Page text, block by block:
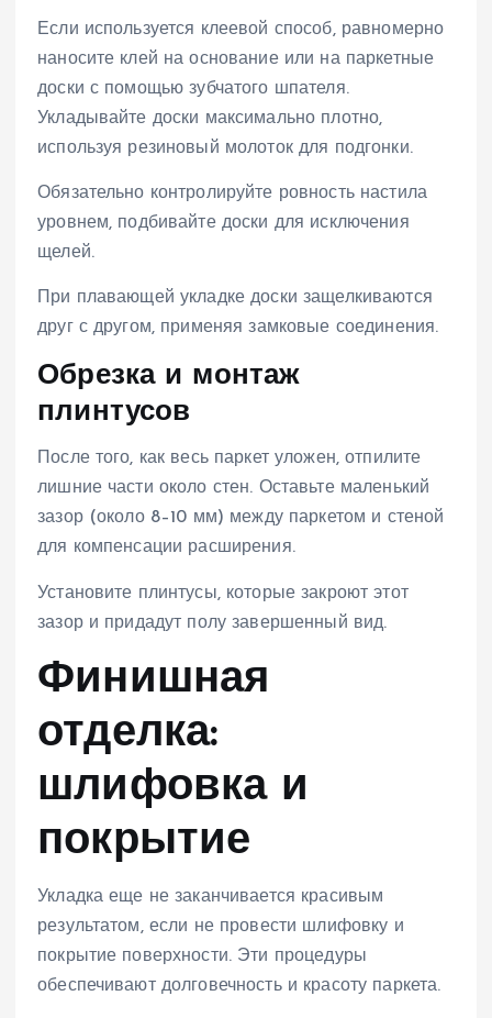
Если используется клеевой способ, равномерно
наносите клей на основание или на паркетные
доски с помощью зубчатого шпателя.
Укладывайте доски максимально плотно,
используя резиновый молоток для подгонки.
Обязательно контролируйте ровность настила
уровнем, подбивайте доски для исключения
щелей.
При плавающей укладке доски защелкиваются
друг с другом, применяя замковые соединения.
Обрезка и монтаж
плинтусов
После того, как весь паркет уложен, отпилите
лишние части около стен. Оставьте маленький
зазор (около 8–10 мм) между паркетом и стеной
для компенсации расширения.
Установите плинтусы, которые закроют этот
зазор и придадут полу завершенный вид.
Финишная
отделка:
шлифовка и
покрытие
Укладка еще не заканчивается красивым
результатом, если не провести шлифовку и
покрытие поверхности. Эти процедуры
обеспечивают долговечность и красоту паркета.